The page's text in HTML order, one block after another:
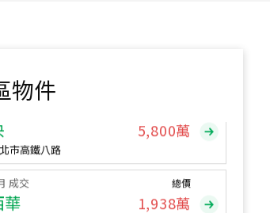
物件
成交
市高鐵八路
成交
華
區康寧路三段
總價
1,938萬